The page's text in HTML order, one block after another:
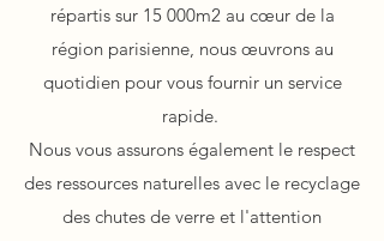
répartis sur 15 000m2 au cœur de la
région parisienne, nous œuvrons au
quotidien pour vous fournir un service
rapide.
Nous vous assurons également le respect
des ressources naturelles avec le recyclage
des chutes de verre et l'attention